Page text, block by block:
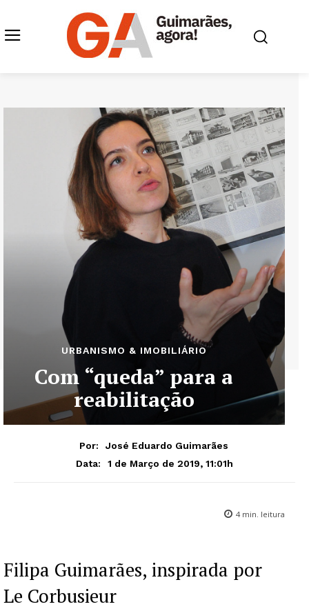
URBANISMO & IMOBILIÁRIO
Com “queda” para a
reabilitação
Por:
José Eduardo Guimarães
Data:
1 de Março de 2019, 11:01h
4 min. leitura
Filipa Guimarães, inspirada por
Le Corbusieur